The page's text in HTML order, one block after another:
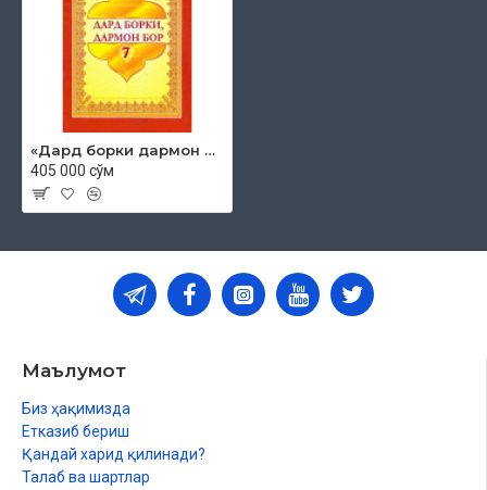
«Дард борки дармон бор 7»
405 000 сўм
Маълумот
Биз ҳақимизда
Етказиб бериш
Қандай харид қилинади?
Талаб ва шартлар